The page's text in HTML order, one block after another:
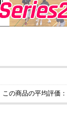
この商品の平均評価：